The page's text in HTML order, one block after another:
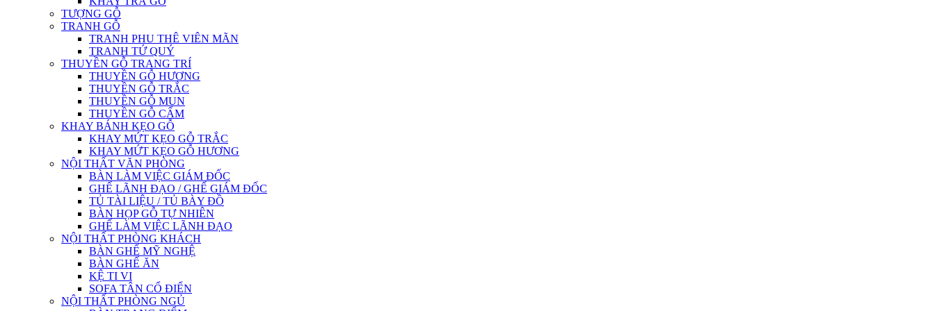
TƯỢNG GỖ
TRANH GỖ
TRANH PHU THÊ VIÊN MÃN
TRANH TỨ QUÝ
THUYỀN GỖ TRANG TRÍ
THUYỀN GỖ HƯƠNG
THUYỀN GỖ TRẮC
THUYỀN GỖ MUN
THUYỀN GỖ CẨM
KHAY BÁNH KẸO GỖ
KHAY MỨT KẸO GỖ TRẮC
KHAY MỨT KẸO GỖ HƯƠNG
NỘI THẤT VĂN PHÒNG
BÀN LÀM VIỆC GIÁM ĐỐC
GHẾ LÃNH ĐẠO / GHẾ GIÁM ĐỐC
TỦ TÀI LIỆU / TỦ BÀY ĐỒ
BÀN HỌP GỖ TỰ NHIÊN
GHẾ LÀM VIỆC LÃNH ĐẠO
NỘI THẤT PHÒNG KHÁCH
BÀN GHẾ MỸ NGHỆ
BÀN GHẾ ĂN
KỆ TI VI
SOFA TÂN CỔ ĐIỂN
NỘI THẤT PHÒNG NGỦ